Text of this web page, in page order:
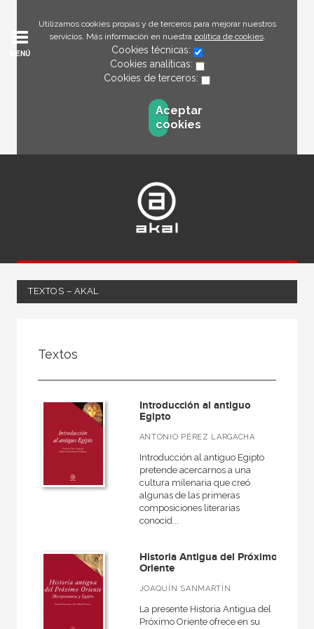
Utilizamos cookies propias y de terceros para mejorar nuestros
servicios. Más información en nuestra política de cookies.
Cookies técnicas:
Cookies analíticas:
Cookies de terceros:
Aceptar
cookies
MENÚ
TEXTOS – AKAL
Ciencias humanas y sociales
Historia
MATERIAS
Prehistoria
Textos
Introducción al antiguo
Egipto
ANTONIO PÉREZ LARGACHA
Introducción al antiguo Egipto
pretende acercarnos a una
cultura milenaria que creó
algunas de las primeras
composiciones literarias
conocid...
Historia Antigua del Próximo
Oriente
JOAQUÍN SANMARTÍN
La presente Historia Antigua del
Próximo Oriente ofrece en su